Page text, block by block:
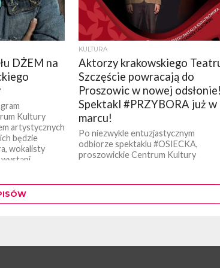
DŻEM na
Kultury
artystycznych
będzie
wokalisty
KULTURA
Aktorzy krakowskiego
Szczęście powracają do
Proszowic w nowej odsłonie!
Spektakl #PRZYBORA już w
marcu!
Po niezwykle entuzjastycznym
odbiorze spektaklu #OSIECKA,
proszowickie Centrum Kultury
propozycję krakowskiego Teatru